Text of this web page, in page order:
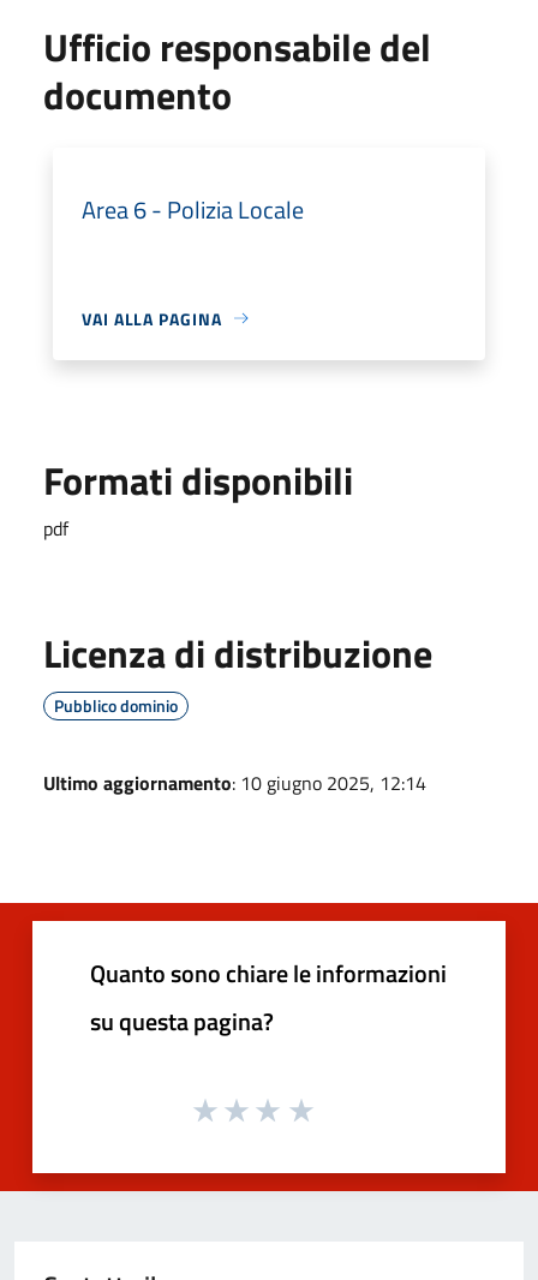
Ufficio responsabile del
documento
Area 6 - Polizia Locale
VAI ALLA PAGINA
Formati disponibili
pdf
Licenza di distribuzione
Pubblico dominio
Ultimo aggiornamento: 10 giugno 2025, 12:14
Quanto sono chiare le informazioni
su questa pagina?